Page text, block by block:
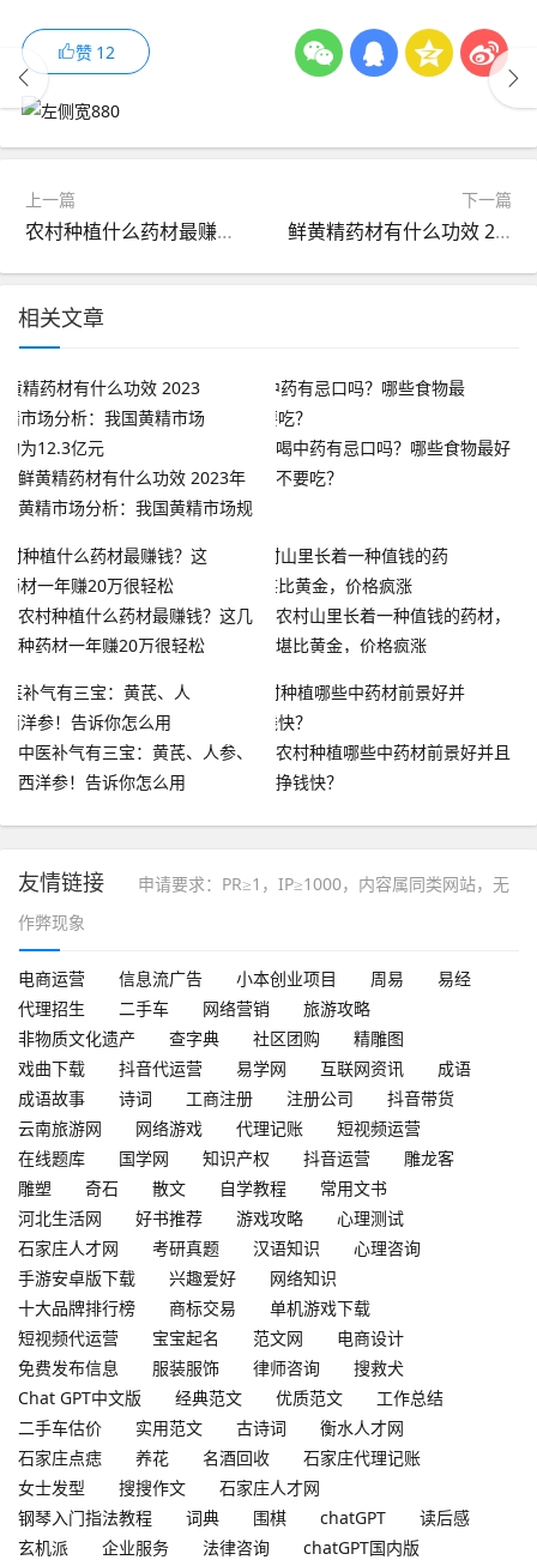
赞 12
上一篇
农村种植什么药材最赚钱？这几种药材一年赚20万很轻松
下一篇
鲜黄精药材有什么功效 2023年黄精市场分析：我国黄精市场规模约为12.3亿元
相关文章
鲜黄精药材有什么功效 2023年
黄精市场分析：我国黄精市场规
喝中药有忌口吗？哪些食物最好
不要吃？
农村种植什么药材最赚钱？这几
种药材一年赚20万很轻松
农村山里长着一种值钱的药材，
堪比黄金，价格疯涨
中医补气有三宝：黄芪、人参、
西洋参！告诉你怎么用
农村种植哪些中药材前景好并且
挣钱快？
友情链接
申请要求：PR≥1，IP≥1000，内容属同类网站，无
作弊现象
电商运营 信息流广告 小本创业项目 周易
易经
代理招生
二手车 网络营销
旅游攻略
非物质文化遗产
查字典 社区团购
精雕图
戏曲下载
抖音代运营 易学网 互联网资讯
成语
成语故事
诗词 工商注册 注册公司
抖音带货
云南旅游网
网络游戏 代理记账
短视频运营
在线题库
国学网 知识产权 抖音运营
雕龙客
雕塑
奇石 散文 自学教程
常用文书
河北生活网
好书推荐 游戏攻略
心理测试
石家庄人才网
考研真题 汉语知识
心理咨询
手游安卓版下载
兴趣爱好
网络知识
十大品牌排行榜
商标交易
单机游戏下载
短视频代运营
宝宝起名 范文网
电商设计
免费发布信息
服装服饰 律师咨询
搜救犬
Chat GPT中文版
经典范文 优质范文
工作总结
二手车估价
实用范文 古诗词
衡水人才网
石家庄点痣
养花 名酒回收
石家庄代理记账
女士发型
搜搜作文
石家庄人才网
钢琴入门指法教程
词典 围棋 chatGPT
读后感
玄机派
企业服务 法律咨询
chatGPT国内版